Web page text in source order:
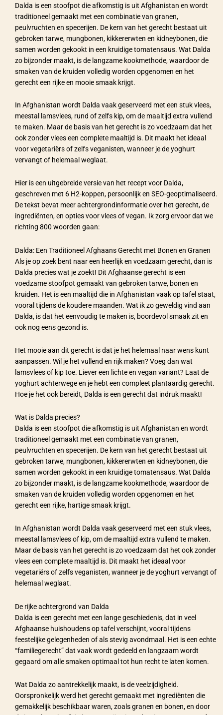
Dalda is een stoofpot die afkomstig is uit Afghanistan en wordt
traditioneel gemaakt met een combinatie van granen,
peulvruchten en specerijen. De kern van het gerecht bestaat uit
gebroken tarwe, mungbonen, kikkererwten en kidneybonen, die
samen worden gekookt in een kruidige tomatensaus. Wat Dalda
zo bijzonder maakt, is de langzame kookmethode, waardoor de
smaken van de kruiden volledig worden opgenomen en het
gerecht een rijke en mooie smaak krijgt.
In Afghanistan wordt Dalda vaak geserveerd met een stuk vlees,
meestal lamsvlees, rund of zelfs kip, om de maaltijd extra vullend
te maken. Maar de basis van het gerecht is zo voedzaam dat het
ook zonder vlees een complete maaltijd is. Dit maakt het ideaal
voor vegetariërs of zelfs veganisten, wanneer je de yoghurt
vervangt of helemaal weglaat.
Hier is een uitgebreide versie van het recept voor Dalda,
geschreven met 6 H2-koppen, persoonlijk en SEO-geoptimaliseerd.
De tekst bevat meer achtergrondinformatie over het gerecht, de
ingrediënten, en opties voor vlees of vegan. Ik zorg ervoor dat we
richting 800 woorden gaan:
Dalda: Een Traditioneel Afghaans Gerecht met Bonen en Granen
Als je op zoek bent naar een heerlijk en voedzaam gerecht, dan is
Dalda precies wat je zoekt! Dit Afghaanse gerecht is een
voedzame stoofpot gemaakt van gebroken tarwe, bonen en
kruiden. Het is een maaltijd die in Afghanistan vaak op tafel staat,
vooral tijdens de koudere maanden. Wat ik zo geweldig vind aan
Dalda, is dat het eenvoudig te maken is, boordevol smaak zit en
ook nog eens gezond is.
Het mooie aan dit gerecht is dat je het helemaal naar wens kunt
aanpassen. Wil je het vullend en rijk maken? Voeg dan wat
lamsvlees of kip toe. Liever een lichte en vegan variant? Laat de
yoghurt achterwege en je hebt een compleet plantaardig gerecht.
Hoe je het ook bereidt, Dalda is een gerecht dat indruk maakt!
Wat is Dalda precies?
Dalda is een stoofpot die afkomstig is uit Afghanistan en wordt
traditioneel gemaakt met een combinatie van granen,
peulvruchten en specerijen. De kern van het gerecht bestaat uit
gebroken tarwe, mungbonen, kikkererwten en kidneybonen, die
samen worden gekookt in een kruidige tomatensaus. Wat Dalda
zo bijzonder maakt, is de langzame kookmethode, waardoor de
smaken van de kruiden volledig worden opgenomen en het
gerecht een rijke, hartige smaak krijgt.
In Afghanistan wordt Dalda vaak geserveerd met een stuk vlees,
meestal lamsvlees of kip, om de maaltijd extra vullend te maken.
Maar de basis van het gerecht is zo voedzaam dat het ook zonder
vlees een complete maaltijd is. Dit maakt het ideaal voor
vegetariërs of zelfs veganisten, wanneer je de yoghurt vervangt of
helemaal weglaat.
De rijke achtergrond van Dalda
Dalda is een gerecht met een lange geschiedenis, dat in veel
Afghaanse huishoudens op tafel verschijnt, vooral tijdens
feestelijke gelegenheden of als stevig avondmaal. Het is een echte
“familiegerecht” dat vaak wordt gedeeld en langzaam wordt
gegaard om alle smaken optimaal tot hun recht te laten komen.
Wat Dalda zo aantrekkelijk maakt, is de veelzijdigheid.
Oorspronkelijk werd het gerecht gemaakt met ingrediënten die
gemakkelijk beschikbaar waren, zoals granen en bonen, en door